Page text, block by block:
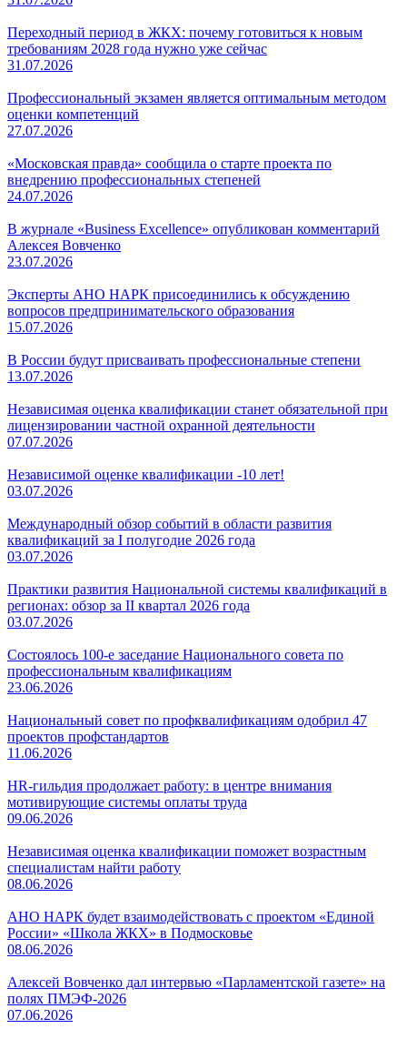
Переходный период в ЖКХ: почему готовиться к новым
требованиям 2028 года нужно уже сейчас
31.07.2026
Профессиональный экзамен является оптимальным методом
оценки компетенций
27.07.2026
«Московская правда» сообщила о старте проекта по
внедрению профессиональных степеней
24.07.2026
В журнале «Business Excellence» опубликован комментарий
Алексея Вовченко
23.07.2026
Эксперты АНО НАРК присоединились к обсуждению
вопросов предпринимательского образования
15.07.2026
В России будут присваивать профессиональные степени
13.07.2026
Независимая оценка квалификации станет обязательной при
лицензировании частной охранной деятельности
07.07.2026
Независимой оценке квалификации -10 лет!
03.07.2026
Международный обзор событий в области развития
квалификаций за I полугодие 2026 года
03.07.2026
Практики развития Национальной системы квалификаций в
регионах: обзор за II квартал 2026 года
03.07.2026
Состоялось 100-е заседание Национального совета по
профессиональным квалификациям
23.06.2026
Национальный совет по профквалификациям одобрил 47
проектов профстандартов
11.06.2026
HR-гильдия продолжает работу: в центре внимания
мотивирующие системы оплаты труда
09.06.2026
Независимая оценка квалификации поможет возрастным
специалистам найти работу
08.06.2026
АНО НАРК будет взаимодействовать с проектом «Единой
России» «Школа ЖКХ» в Подмосковье
08.06.2026
Алексей Вовченко дал интервью «Парламентской газете» на
полях ПМЭФ-2026
07.06.2026